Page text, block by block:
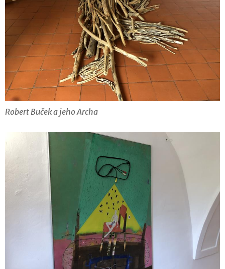
Robert Buček a jeho Archa